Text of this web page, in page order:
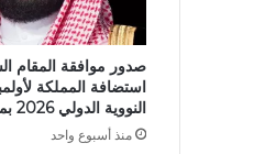
صدور موافقة المقام
استضافة المملكة
النووية الدولي 2026 بمشاركة 19 دولة
منذ أسبوع واحد